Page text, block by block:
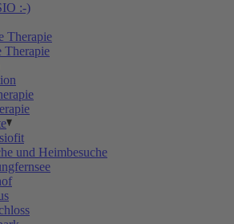
:-)
Therapie
Therapie
und Heimbesuche